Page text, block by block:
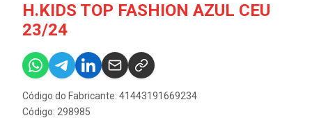
H.KIDS TOP FASHION AZUL CEU
23/24
Código do Fabricante: 41443191669234
Código: 298985